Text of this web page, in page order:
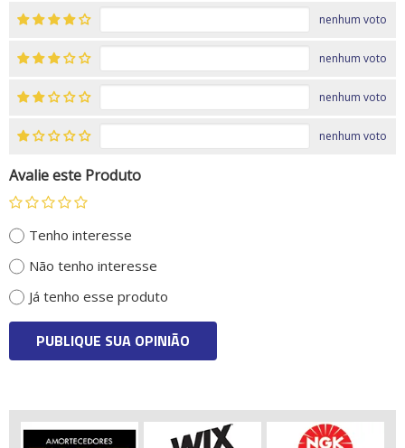
nenhum voto
nenhum voto
nenhum voto
nenhum voto
Avalie este Produto
Tenho interesse
Não tenho interesse
Já tenho esse produto
PUBLIQUE SUA OPINIÃO